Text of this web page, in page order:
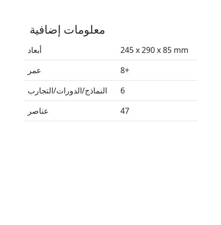
معلومات إضافية
أبعاد
245 x 290 x 85 mm
عمر
8+
النماذج/الدورات/التجارب
6
عناصر
47